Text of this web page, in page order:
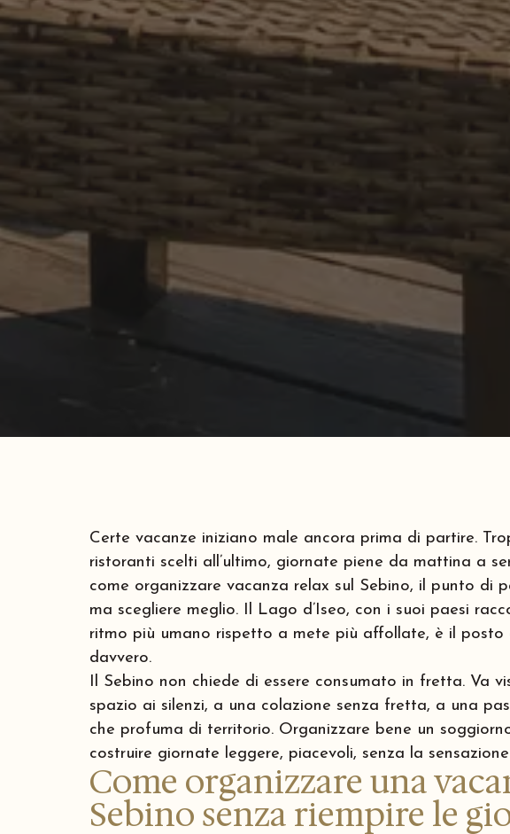
Certe vacanze iniziano male ancora prima di partire.
ristoranti scelti all’ultimo, giornate piene da mattina a
come organizzare vacanza relax sul Sebino, il punto di
ma scegliere meglio. Il Lago d’Iseo, con i suoi paesi
ritmo più umano rispetto a mete più affollate, è il posto
davvero.
Il Sebino non chiede di essere consumato in fretta. Va
spazio ai silenzi, a una colazione senza fretta, a una
che profuma di territorio. Organizzare bene un
costruire giornate leggere, piacevoli, senza la
Come organizzare una
Sebino senza riempire le